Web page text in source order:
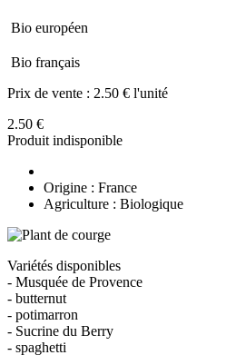
Bio européen
Bio français
Prix de vente : 2.50 € l'unité
2.50 €
Produit indisponible
Origine : France
Agriculture : Biologique
Variétés disponibles
- Musquée de Provence
- butternut
- potimarron
- Sucrine du Berry
- spaghetti